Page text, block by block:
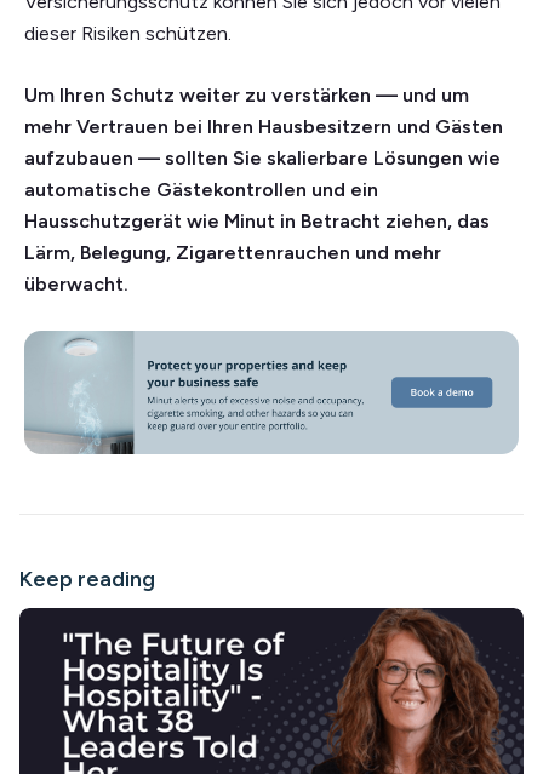
dieser Risiken schützen.
Um Ihren Schutz weiter zu verstärken — und um
mehr Vertrauen bei Ihren Hausbesitzern und Gästen
aufzubauen — sollten Sie skalierbare Lösungen wie
automatische Gästekontrollen und ein
Hausschutzgerät wie Minut in Betracht ziehen, das
Lärm, Belegung, Zigarettenrauchen und mehr
überwacht.
Keep reading